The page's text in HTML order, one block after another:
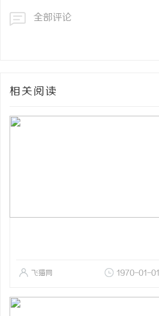
全部评论
相关阅读
飞猫网 1970-01-01